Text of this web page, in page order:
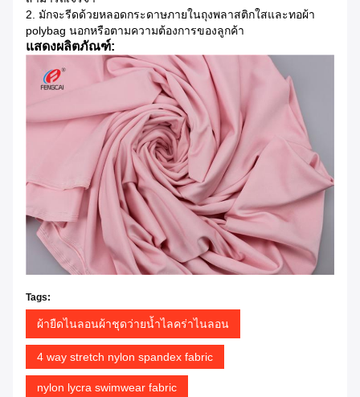
2. มักจะรีดด้วยหลอดกระดาษภายในถุงพลาสติกใสและทอผ้า
polybag นอกหรือตามความต้องการของลูกค้า
แสดงผลิตภัณฑ์:
Tags:
ผ้ายืดไนลอนผ้าชุดว่ายน้ำไลคร่าไนลอน
4 way stretch nylon spandex fabric
nylon lycra swimwear fabric